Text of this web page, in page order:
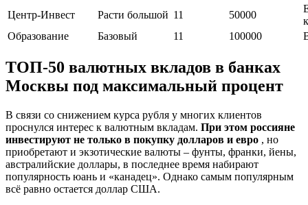
Центр-Инвест Расти большой 11 50000
Образование
Базовый 11 100000
ТОП-50 валютных вкладов в банках
Москвы под максимальный процент
В связи со снижением курса рубля у многих клиентов
проснулся интерес к валютным вкладам. При этом россияне
инвестируют не только в покупку долларов и евро , но
приобретают и экзотические валюты – фунты, франки, йены,
австралийские доллары, в последнее время набирают
популярность юань и «канадец». Однако самым популярным
всё равно остается доллар США.